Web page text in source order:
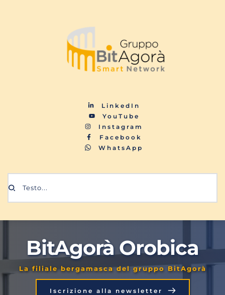
LinkedIn
YouTube
Instagram
Facebook
WhatsApp
Testo...
BitAgorà Orobica
La filiale bergamasca del gruppo BitAgorà
Iscrizione alla newsletter